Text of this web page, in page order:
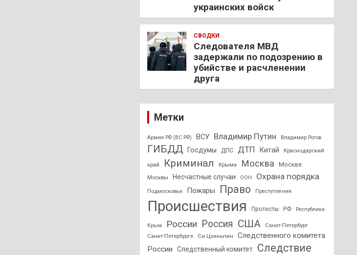
украинских войск
СВОДКИ
Следователя МВД
задержали по подозрению в
убийстве и расчленении
друга
Метки
Армия РФ (ВС РФ) ВСУ Владимир Путин Владимир Рогов
ГИБДД Госдумы ДПС ДТП Китай Краснодарский
край Криминал Крыма Москва Москве
Москвы Несчастные случаи ООН Охрана порядка
Подмосковье Пожары Право Преступления
Происшествия Протесты РФ Республика
Крым России Россия США
Санкт-Петербург
Санкт-Петербурге
Си Цзиньпин
Следственного комитета
России
Следственный комитет Следствие